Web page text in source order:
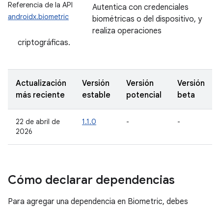
Referencia de la API
androidx.biometric
Autentica con credenciales
biométricas o del dispositivo, y
realiza operaciones
criptográficas.
Actualización
más reciente
Versión
estable
Versión
potencial
Versión
beta
22 de abril de
2026
1.1.0 - -
Cómo declarar dependencias
Para agregar una dependencia en Biometric, debes